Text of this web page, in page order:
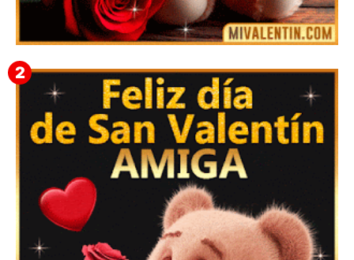
🎁 Imágenes Gif Personalizadas con Nombres para
San Valentín 2026 💘